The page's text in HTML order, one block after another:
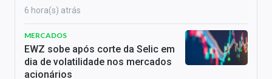
6 hora(s) atrás
MERCADOS
EWZ sobe após corte da Selic em
dia de volatilidade nos mercados
acionários